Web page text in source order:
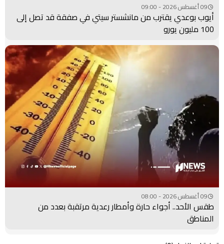
09 أغسطس 2026 - 09:00
أيوب بوعدي يقترب من مانشستر سيتي في صفقة قد تصل إلى
100 مليون يورو
09 أغسطس 2026 - 08:00
طقس الأحد.. أجواء حارة وأمطار رعدية مرتقبة بعدد من
المناطق